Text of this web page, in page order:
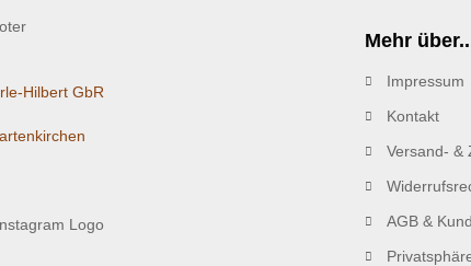
Hilbert GbR
Mehr
Impressum
Kontakt
Versand- &
AGB &